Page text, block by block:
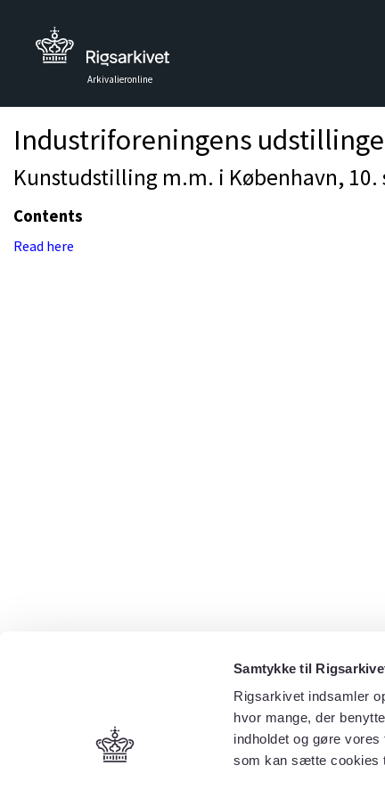
Samtykke til
Rigsarkivet indsamler
hvor mange, der
indholdet og gøre
som kan sætte cookies
Arkivalieronline
Industriforeningens
Kunstudstilling m.m. i København,
Contents
Read here